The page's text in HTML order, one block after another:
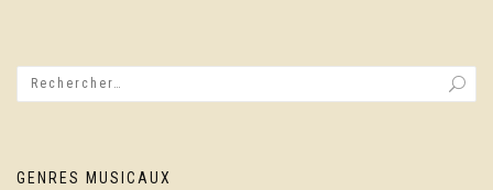
GENRES MUSICAUX